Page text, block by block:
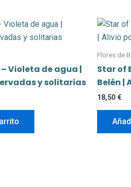
Violeta de agua |
y solitarias
Flores de
Star of
Belén
18,50 €